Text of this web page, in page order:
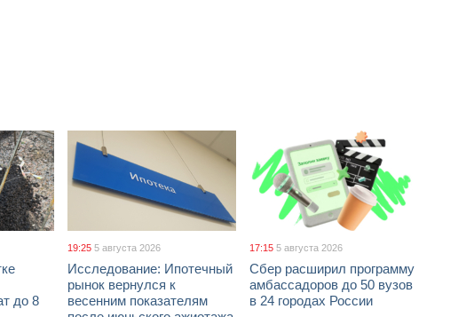
до 8
19:25 5 августа 2026
Исследование: Ипотечный
рынок вернулся к
весенним показателям
17:15 5 августа 2026
Сбер расширил программу
амбассадоров до 50 вузов
в 24 городах России